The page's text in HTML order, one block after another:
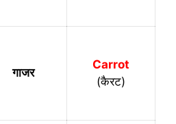
गाजर
Carrot
(कैरट)